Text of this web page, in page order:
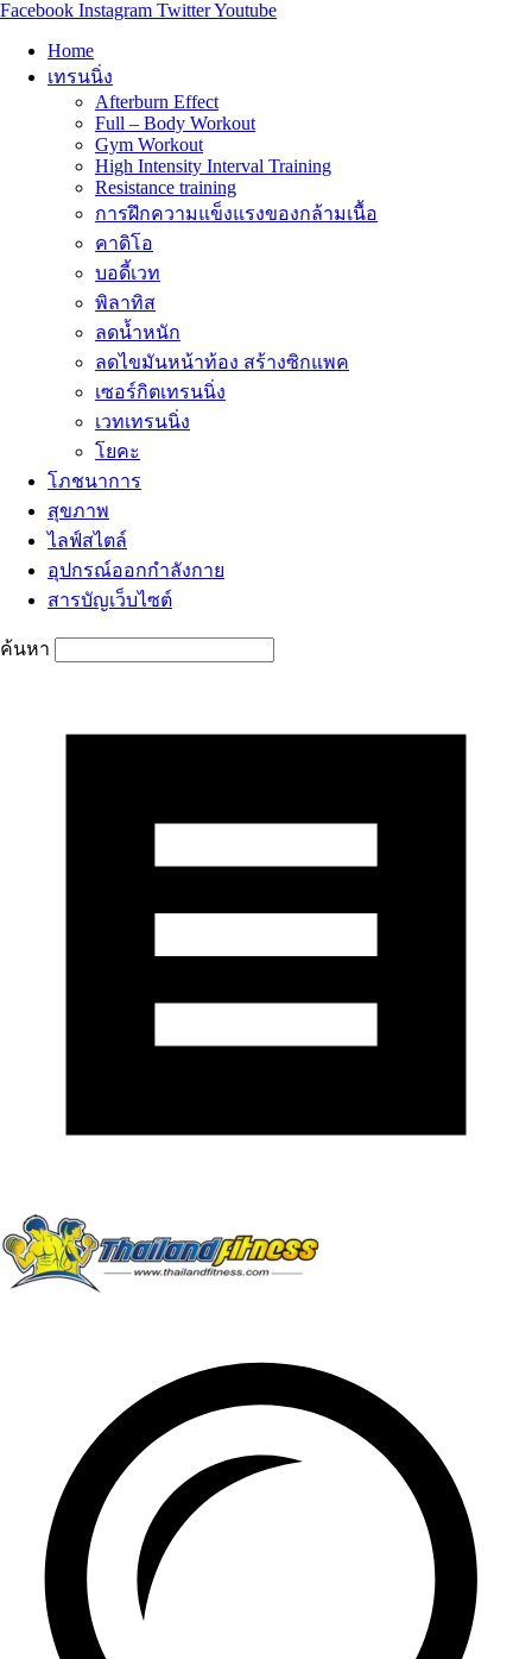
Facebook Instagram TwitterYoutube
Home
เทรนนิ่ง
Afterburn Effect
Full – Body Workout
Gym Workout
High Intensity Interval Training
Resistance training
การฝึกความแข็งแรงของกล้ามเนื้อ
คาดิโอ
บอดี้เวท
พิลาทิส
ลดน้ำหนัก
ลดไขมันหน้าท้อง สร้างซิกแพค
เซอร์กิตเทรนนิ่ง
เวทเทรนนิ่ง
โยคะ
โภชนาการ
สุขภาพ
ไลฟ์สไตล์
อุปกรณ์ออกกำลังกาย
สารบัญเว็บไซต์
ค้นหา